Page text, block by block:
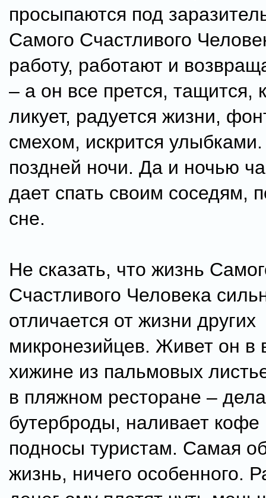
просыпаются под
Самого Счастливого
работу, работают и
– а он все прется, тащится,
ликует, радуется жизни,
смехом, искрится
поздней ночи. Да и ночью
дает спать своим соседям,
сне.
Не сказать, что жизнь
Счастливого Человека
отличается от жизни других
микронезийцев. Живет он в
хижине из пальмовых
в пляжном ресторане –
бутерброды, наливает кофе
подносы туристам. Самая
жизнь, ничего особенного.